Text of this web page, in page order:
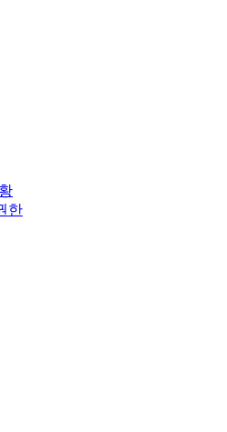
한